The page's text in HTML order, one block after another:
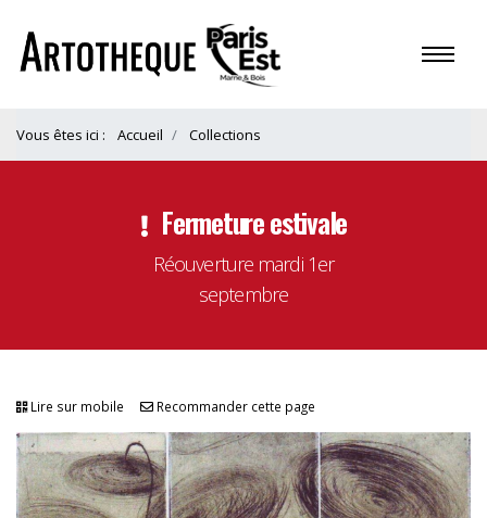
Vous êtes ici : Accueil Collections
Fermeture estivale
Réouverture mardi 1er
septembre
Lire sur mobile Recommander cette page